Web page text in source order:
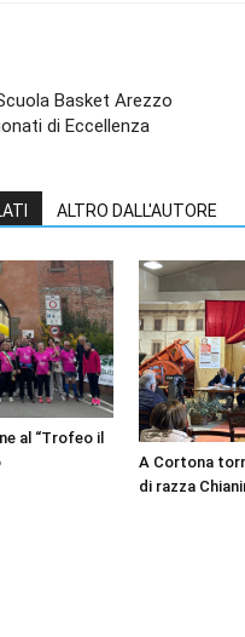
Basket Arezzo
di Eccellenza
ALTRO DALL'AUTORE
al “Trofeo il
A Cortona
di razza